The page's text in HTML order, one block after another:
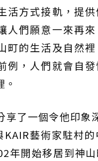
活方式接軌，提
人們願意一來再
町的生活及自然
例，人們就會自
享了一個令他印象
KAIR藝術家駐村
年開始移居到神